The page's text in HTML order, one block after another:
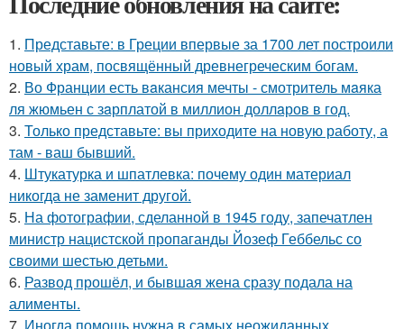
1. Представьте: в Греции впервые за 1700 лет построили
новый храм, посвящённый древнегреческим богам.
2. Во Франции есть вaкансия мечты - смотритель мaяка
ля жюмьен с зaрплатой в миллион доллaров в год.
3. Только представьте: вы приходите на новую работу, а
там - ваш бывший.
4. Штукатурка и шпатлевка: почему один материал
никогда не заменит другой.
5. На фотографии, сделанной в 1945 году, запечатлен
министр нацистской пропаганды Йозеф Геббельс со
своими шестью детьми.
6. Развод прошёл, и бывшая жена сразу подала на
алименты.